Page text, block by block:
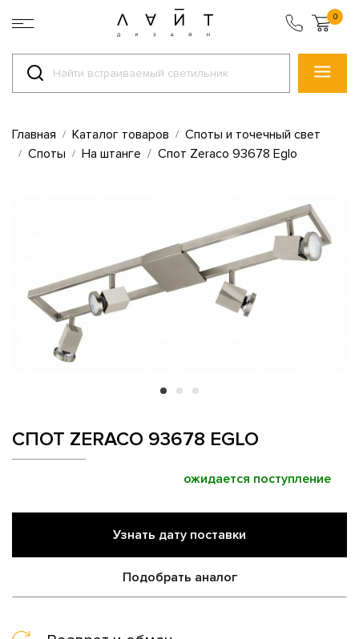
0
Главная Каталог товаров
Споты и точечный свет
Споты
На штанге Спот Zeraco 93678 Eglo
СПОТ ZERACO 93678 EGLO
ожидается поступление
Узнать дату поставки
Подобрать аналог